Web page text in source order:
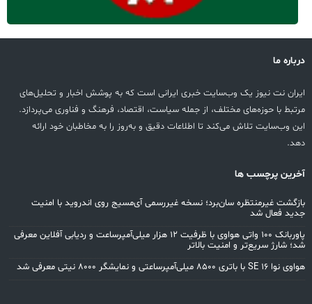
درباره ما
ایران نت نیوز یک وب‌سایت خبری ایرانی است که به پوشش اخبار و تحلیل‌های
مرتبط با حوزه‌های مختلف، از جمله سیاست، اقتصاد، فرهنگ و فناوری می‌پردازد.
این وب‌سایت تلاش می‌کند تا اطلاعات دقیق و به‌روز را به مخاطبان خود ارائه
دهد.
آخرین پرچسب ها
بازگشت غیرمنتظره سان‌برد؛ نسخه غیررسمی آی‌مسیج روی اندروید با امنیت
جدید فعال شد
پاوربانک ۱۰۰ واتی هواوی با ظرفیت ۱۲ هزار میلی‌آمپرساعت و ردیابی آفلاین معرفی
شد؛ شارژ سریع‌تر و امنیت بالاتر
هواوی نوا 16 SE با باتری ۸۵۰۰ میلی‌آمپرساعتی و نمایشگر ۸۰۰۰ نیتی معرفی شد